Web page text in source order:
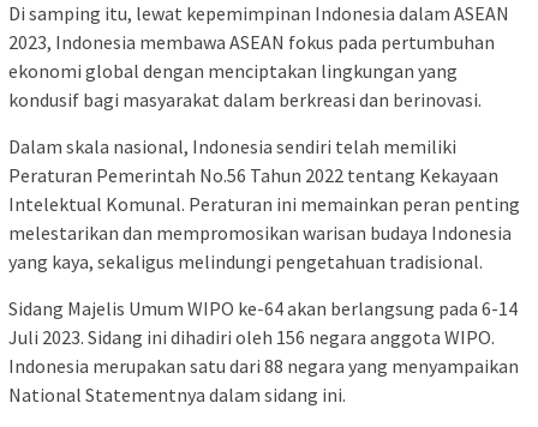
Di samping itu, lewat kepemimpinan Indonesia dalam ASEAN
2023, Indonesia membawa ASEAN fokus pada pertumbuhan
ekonomi global dengan menciptakan lingkungan yang
kondusif bagi masyarakat dalam berkreasi dan berinovasi.
Dalam skala nasional, Indonesia sendiri telah memiliki
Peraturan Pemerintah No.56 Tahun 2022 tentang Kekayaan
Intelektual Komunal. Peraturan ini memainkan peran penting
melestarikan dan mempromosikan warisan budaya Indonesia
yang kaya, sekaligus melindungi pengetahuan tradisional.
Sidang Majelis Umum WIPO ke-64 akan berlangsung pada 6-14
Juli 2023. Sidang ini dihadiri oleh 156 negara anggota WIPO.
Indonesia merupakan satu dari 88 negara yang menyampaikan
National Statementnya dalam sidang ini.